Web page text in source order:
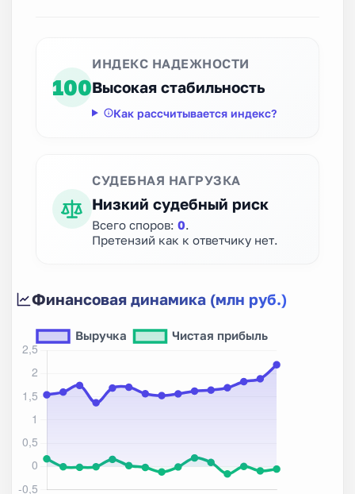
100
ИНДЕКС НАДЕЖНОСТИ
Высокая стабильность
Как рассчитывается индекс?
СУДЕБНАЯ НАГРУЗКА
Низкий судебный риск
Всего споров: 0
Претензий как к ответчику нет.
Финансовая динамика (млн руб.)